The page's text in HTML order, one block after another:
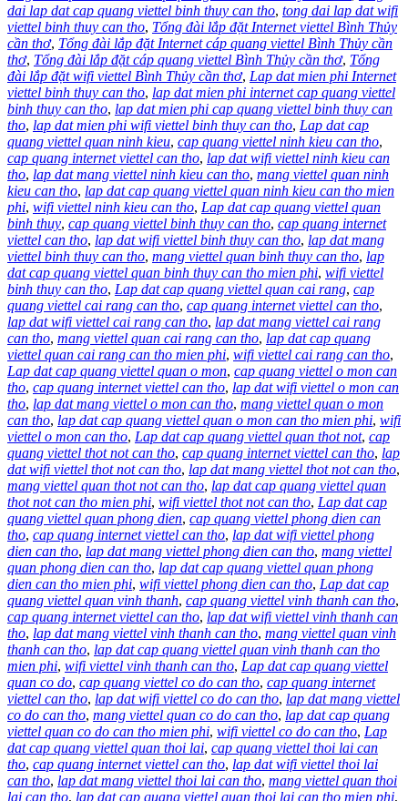
dai lap dat cap quang viettel binh thuy can tho, tong dai lap dat wifi
viettel binh thuy can tho, Tổng đài lắp đặt Internet viettel Bình Thủy
cần thơ, Tổng đài lắp đặt Internet cáp quang viettel Bình Thủy cần
thơ, Tổng đài lắp đặt cáp quang viettel Bình Thủy cần thơ, Tổng
đài lắp đặt wifi viettel Bình Thủy cần thơ, Lap dat mien phi Internet
viettel binh thuy can tho, lap dat mien phi internet cap quang viettel
binh thuy can tho, lap dat mien phi cap quang viettel binh thuy can
tho, lap dat mien phi wifi viettel binh thuy can tho, Lap dat cap
quang viettel quan ninh kieu, cap quang viettel ninh kieu can tho,
cap quang internet viettel can tho, lap dat wifi viettel ninh kieu can
tho, lap dat mang viettel ninh kieu can tho, mang viettel quan ninh
kieu can tho, lap dat cap quang viettel quan ninh kieu can tho mien
phi, wifi viettel ninh kieu can tho, Lap dat cap quang viettel quan
binh thuy, cap quang viettel binh thuy can tho, cap quang internet
viettel can tho, lap dat wifi viettel binh thuy can tho, lap dat mang
viettel binh thuy can tho, mang viettel quan binh thuy can tho, lap
dat cap quang viettel quan binh thuy can tho mien phi, wifi viettel
binh thuy can tho, Lap dat cap quang viettel quan cai rang, cap
quang viettel cai rang can tho, cap quang internet viettel can tho,
lap dat wifi viettel cai rang can tho, lap dat mang viettel cai rang
can tho, mang viettel quan cai rang can tho, lap dat cap quang
viettel quan cai rang can tho mien phi, wifi viettel cai rang can tho,
Lap dat cap quang viettel quan o mon, cap quang viettel o mon can
tho, cap quang internet viettel can tho, lap dat wifi viettel o mon can
tho, lap dat mang viettel o mon can tho, mang viettel quan o mon
can tho, lap dat cap quang viettel quan o mon can tho mien phi, wifi
viettel o mon can tho, Lap dat cap quang viettel quan thot not, cap
quang viettel thot not can tho, cap quang internet viettel can tho, lap
dat wifi viettel thot not can tho, lap dat mang viettel thot not can tho,
mang viettel quan thot not can tho, lap dat cap quang viettel quan
thot not can tho mien phi, wifi viettel thot not can tho, Lap dat cap
quang viettel quan phong dien, cap quang viettel phong dien can
tho, cap quang internet viettel can tho, lap dat wifi viettel phong
dien can tho, lap dat mang viettel phong dien can tho, mang viettel
quan phong dien can tho, lap dat cap quang viettel quan phong
dien can tho mien phi, wifi viettel phong dien can tho, Lap dat cap
quang viettel quan vinh thanh, cap quang viettel vinh thanh can tho,
cap quang internet viettel can tho, lap dat wifi viettel vinh thanh can
tho, lap dat mang viettel vinh thanh can tho, mang viettel quan vinh
thanh can tho, lap dat cap quang viettel quan vinh thanh can tho
mien phi, wifi viettel vinh thanh can tho, Lap dat cap quang viettel
quan co do, cap quang viettel co do can tho, cap quang internet
viettel can tho, lap dat wifi viettel co do can tho, lap dat mang viettel
co do can tho, mang viettel quan co do can tho, lap dat cap quang
viettel quan co do can tho mien phi, wifi viettel co do can tho, Lap
dat cap quang viettel quan thoi lai, cap quang viettel thoi lai can
tho, cap quang internet viettel can tho, lap dat wifi viettel thoi lai
can tho, lap dat mang viettel thoi lai can tho, mang viettel quan thoi
lai can tho, lap dat cap quang viettel quan thoi lai can tho mien phi,